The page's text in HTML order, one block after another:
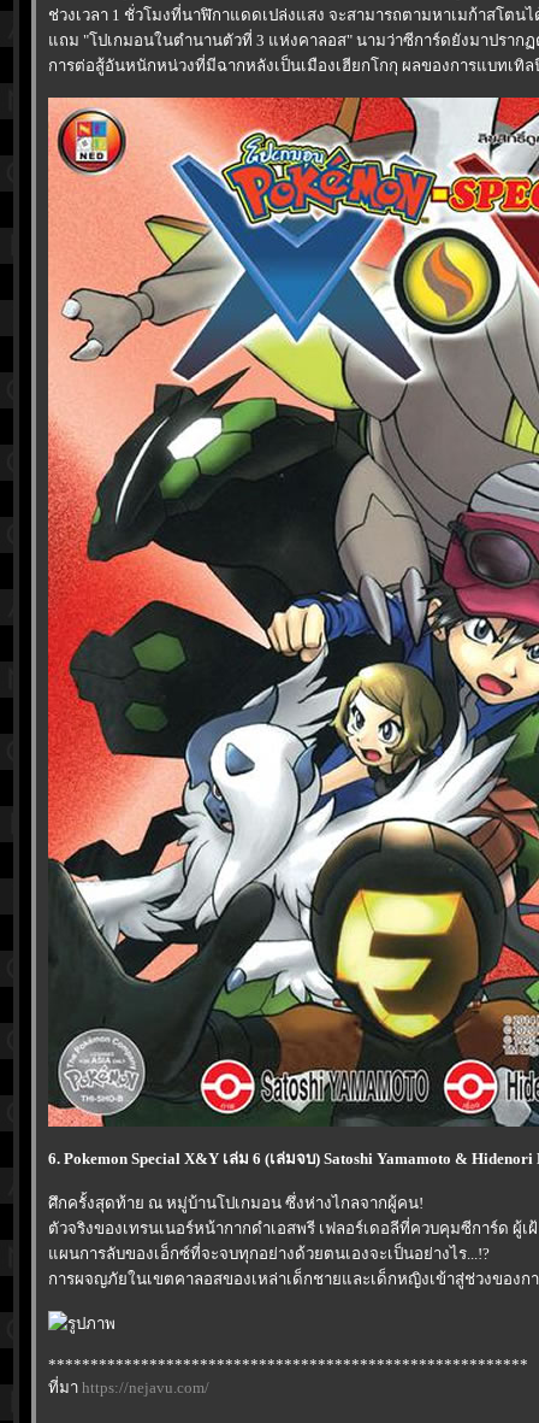
ช่วงเวลา 1 ชั่วโมงที่นาฬิกาแดดเปล่งแสง จะสามารถตามหาเมก้าสโตน
ถม "โปเกมอนในตำนานตัวที่ 3 แห่งคาลอส" นามว่าซีการ์ดยังมาปราก
การต่อสู้อันหนักหน่วงที่มีฉากหลังเป็นเมืองเฮียกโกกุ ผลของการแบทเทิล
6. Pokemon Special X&Y เล่ม 6 (เล่มจบ) Satoshi Yamamoto & Hidenori
ศึกครั้งสุดท้าย ณ หมู่บ้านโปเกมอน ซึ่งห่างไกลจากผู้คน!
ตัวจริงของเทรนเนอร์หน้ากากดำเอสพรี เฟลอร์เดอลีที่ควบคุมซีการ์ด ผู้
ผนการลับของเอ็กซ์ที่จะจบทุกอย่างด้วยตนเองจะเป็นอย่างไร...!?
การผจญภัยในเขตคาลอสของเหล่าเด็กชายและเด็กหญิงเข้าสู่ช่วงของก
*********************************************************
ที่มา https://nejavu.com/